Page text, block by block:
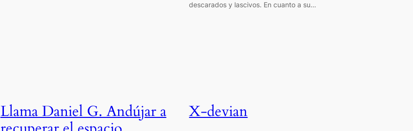
descarados y lascivos. En cuanto a su…
Llama Daniel G. Andújar a
X-devian